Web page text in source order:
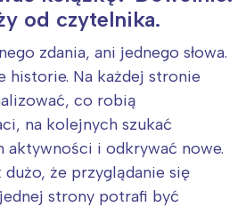
od czytelnika.
zdania, ani jednego słowa.
historie. Na każdej stronie
co robią
na kolejnych szukać
aktywności i odkrywać nowe.
dużo, że przyglądanie się
strony potrafi być